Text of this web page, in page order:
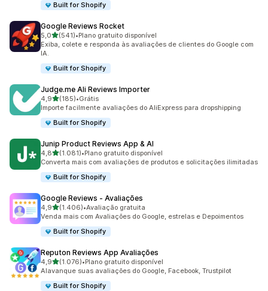
Built for Shopify
Google Reviews Rocket
5,0de 5 estrelas
(541)
541 avaliações ao todo
•Plano gratuito disponível
Exiba, colete e responda às avaliações de clientes do Google com
IA.
Built for Shopify
Judge.me Ali Reviews Importer
4,9de 5 estrelas
(185)
185 avaliações ao todo
•Grátis
Importe facilmente avaliações do AliExpress para dropshipping
Built for Shopify
Junip Product Reviews App & AI
4,8de 5 estrelas
(1.081)
1081 avaliações ao todo
•Plano gratuito disponível
Converta mais com avaliações de produtos e solicitações ilimitadas
Built for Shopify
Google Reviews ‑ Avaliações
4,9de 5 estrelas
(1.406)
1406 avaliações ao todo
•Avaliação gratuita
Venda mais com Avaliações do Google, estrelas e Depoimentos
Built for Shopify
Reputon Reviews App Avaliações
4,9de 5 estrelas
(1.076)
1076 avaliações ao todo
•Plano gratuito disponível
Alavanque suas avaliações do Google, Facebook, Trustpilot
Built for Shopify